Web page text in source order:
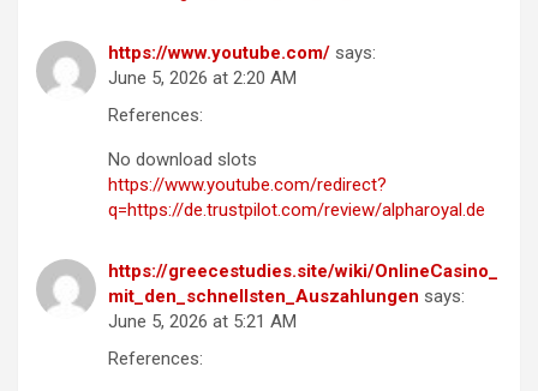
https://www.youtube.com/ says:
June 5, 2026 at 2:20 AM
References:
No download slots
https://www.youtube.com/redirect?
q=https://de.trustpilot.com/review/alpharoyal.de
https://greecestudies.site/wiki/OnlineCasino_
mit_den_schnellsten_Auszahlungen says:
June 5, 2026 at 5:21 AM
References: